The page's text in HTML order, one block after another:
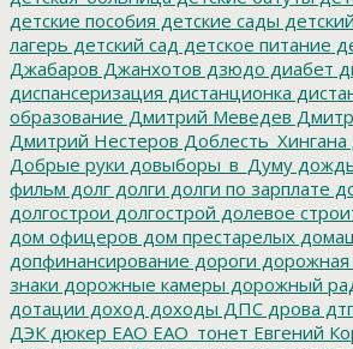
детские пособия детские сады
лагерь детский сад детское питание
Джабаров Джанхотов дзюдо диабет
диспансеризация дистанционка
образование Дмитрий Меведев
Дмитрий Нестеров Доблесть_Хингана
Добрые руки довыборы_в_Думу
фильм долг долги долги по зарплате
долгострои долгострой долевое
дом офицеров дом престарелых
допфинансирование дороги дорожная
знаки дорожные камеры дорожный
дотации доход доходы ДПС дрова
ДЭК дюкер ЕАО ЕАО_тонет Евгений